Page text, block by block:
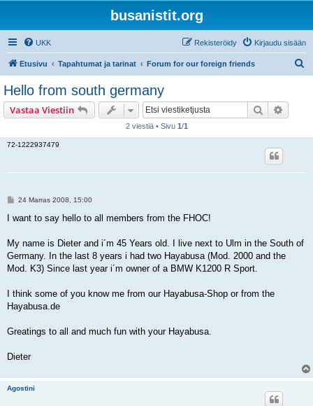
busanistit.org
UKK Kirjaudu sisään
Rekisteröidy
Etusivu Tapahtumat ja tarinat Forum for our foreign friends
Hello from south germany
Vastaa Viestiin Etsi
2 viestiä • Sivu 1/1
72-1222937479
V
e
i
24 Marras 2008, 15:00
I want to say hello to all members from the FHOC!
My name is Dieter and i´m 45 Years old. I live next to Ulm in the South of
Germany. In the last 8 years i had two Hayabusa (Mod. 2000 and the
Mod. K3) Since last year i´m owner of a BMW K1200 R Sport.
I think some of you know me from our Hayabusa-Shop or from the
Hayabusa.de
Greatings to all and much fun with your Hayabusa.
Dieter
Agostini